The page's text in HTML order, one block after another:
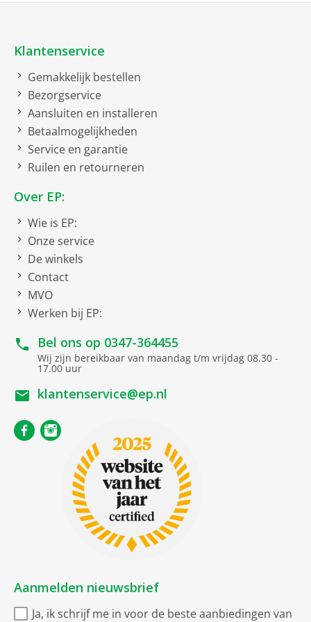
Uitvoering
Riemaandrijving
USB aansluiting
Klantenservice
Gemakkelijk bestellen
Bezorgservice
Aansluiten en installeren
Betaalmogelijkheden
Service en garantie
Ruilen en retourneren
Over EP:
Wie is EP:
Onze service
De winkels
Contact
MVO
Werken bij EP:
Bel ons op 0347-364455
Wij zijn bereikbaar van maandag t/m vrijdag 08.30 -
17.00 uur
klantenservice@ep.nl
Aanmelden nieuwsbrief
Ja, ik schrijf me in voor de beste aanbiedingen van